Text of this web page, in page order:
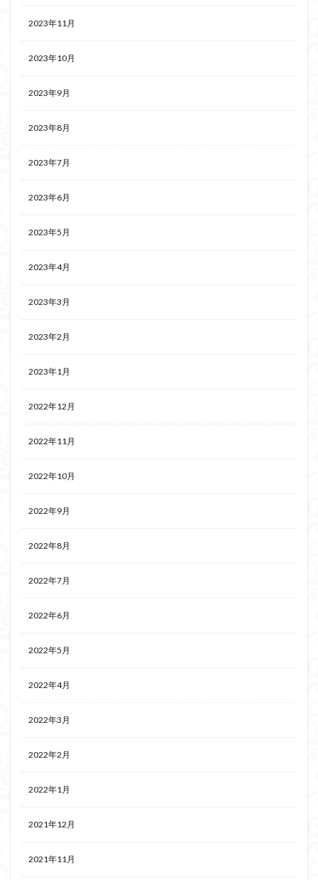
2023年11月
2023年10月
2023年9月
2023年8月
2023年7月
2023年6月
2023年5月
2023年4月
2023年3月
2023年2月
2023年1月
2022年12月
2022年11月
2022年10月
2022年9月
2022年8月
2022年7月
2022年6月
2022年5月
2022年4月
2022年3月
2022年2月
2022年1月
2021年12月
2021年11月